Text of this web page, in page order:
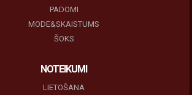
PADOMI
MODE&SKAISTUMS
ŠOKS
NOTEIKUMI
LIETOŠANA